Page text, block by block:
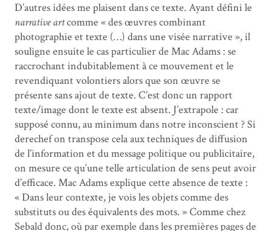
D’autres idées me plaisent dans ce texte. Ayant défini le
narrative artcomme « des œuvres combinant
photographie et texte (…) dans une visée narrative », il
souligne ensuite le cas particulier de Mac Adams : se
raccrochant indubitablement à ce mouvement et le
revendiquant volontiers alors que son œuvre se
présente sans ajout de texte. C’est donc un rapport
texte/image dont le texte est absent. J’extrapole : car
supposé connu, au minimum dans notre inconscient ? Si
derechef on transpose cela aux techniques de diffusion
de l’information et du message politique ou publicitaire,
on mesure ce qu’une telle articulation de sens peut avoir
d’efficace. Mac Adams explique cette absence de texte :
« Dans leur contexte, je vois les objets comme des
substituts ou des équivalents des mots. » Comme chez
Sebald donc, où par exemple dans les premières pages de